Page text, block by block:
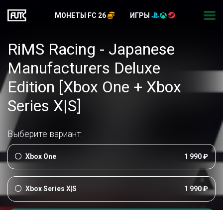
МОНЕТЫ FC 26 ИГРЫ
RiMS Racing - Japanese
Manufacturers Deluxe
Edition [Xbox One + Xbox
Series X|S]
Выберите вариант:
Xbox One 1 990 ₽
Xbox Series X|S 1 990 ₽